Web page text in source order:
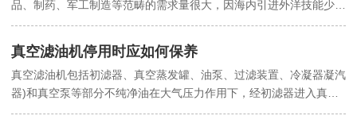
品、制药、军工制造等范畴的需求量很大，因海内引进外洋技能少，
仍多数靠外洋入口。同时大多企业技能程度不高，产品结构不甚公
道，财产集约化水平差，技能含量低、可靠性差，出口的很少。
真空滤油机停用时应如何保养
真空滤油机包括初滤器、真空蒸发罐、油泵、过滤装置、冷凝器凝汽
器)和真空泵等部分不纯净油在大气压力作用下，经初滤器进入真空
蒸发罐。油被加热至100℃以上后喷入真空室，成为细小的油滴。